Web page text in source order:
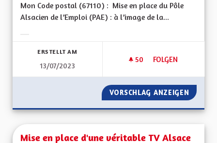
Mon Code postal (67110) : Mise en place du Pôle
Alsacien de l’Emploi (PAE) : à l’image de la...
ERSTELLT AM
13/07/2023
50 50 FOLLOWER
FOLGEN
MISE EN PLACE
VORSCHLAG ANZEIGEN MISE
Mise en place d'une véritable TV Alsace